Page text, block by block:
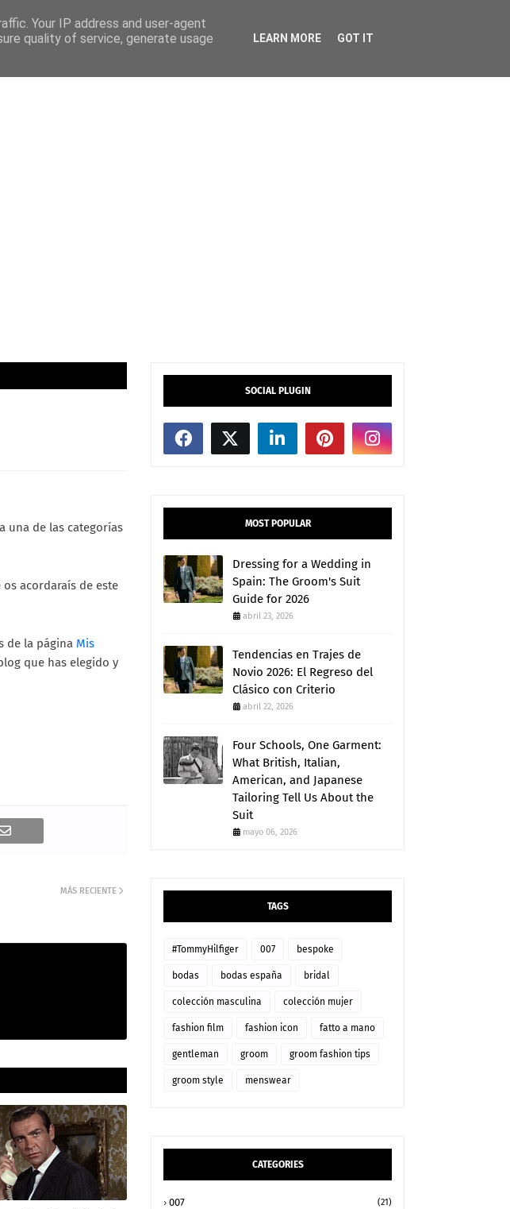
una de las categorías
acordaraís de este
de la página Mis
que has elegido y
MÁS RECIENTE
SOCIAL PLUGIN
MOST POPULAR
Dressing for a Wedding in
Spain: The Groom's Suit
Guide for 2026
abril 23, 2026
Tendencias en Trajes de
Novio 2026: El Regreso del
Clásico con Criterio
abril 22, 2026
Four Schools, One Garment:
What British, Italian,
American, and Japanese
Tailoring Tell Us About the
Suit
mayo 06, 2026
TAGS
#TommyHilfiger 007 bespoke
bodas bodas españa bridal
colección masculina colección mujer
fashion film fashion icon fatto a mano
gentleman groom groom fashion tips
groom style menswear
CATEGORIES
007 (21)
Your IP address and user-agent
quality of service, generate usage
LEARN MORE GOT IT